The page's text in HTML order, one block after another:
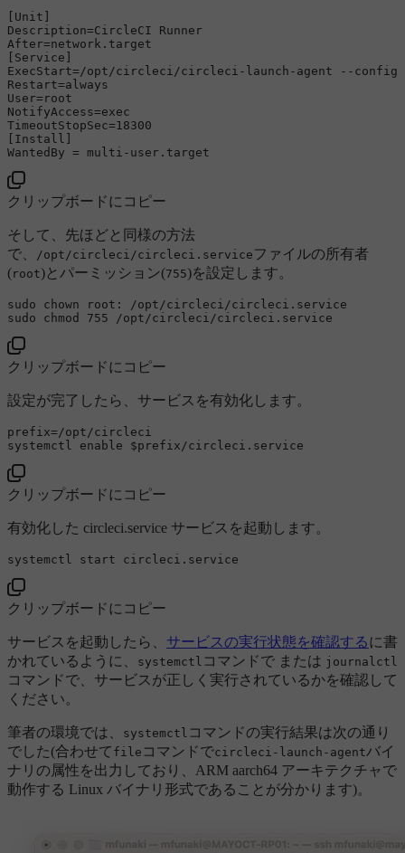
[Unit]
Description=CircleCI Runner
After=network.target
[Service]
ExecStart=/opt/circleci/circleci-launch-agent --
Restart=always
User=root
NotifyAccess=exec
TimeoutStopSec=18300
[Install]
クリップボードにコピー
そして、先ほどと同様の方法
で、
/opt/circleci/circleci.service ファイルの所有者
(root)とパーミッション(755)を設定します。
sudo chown
sudo
chmod
クリップボードにコピー
設定が完了したら、サービスを有効化します。
prefix=/opt/circleci
systemctl enable $prefix
クリップボードにコピー
有効化した circleci.service サービスを起動します。
systemctl start
クリップボードにコピー
サービスを起動したら、 サービスの実行状態を確認するに書
かれているように、
systemctl コマンドで または journalctl
コマンドで、サービスが正しく実行されているかを確認して
ください。
筆者の環境では、 systemctl コマンドの実行結果は次の通り
でした(合わせて file コマンドでcircleci-launch-agentバイ
ナリの属性を出力しており、ARM aarch64 アーキテクチャで
動作する Linux バイナリ形式であることが分かります)。